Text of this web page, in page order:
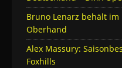
Bruno Lenarz behält
Oberhand
Alex Massury:
Foxhills